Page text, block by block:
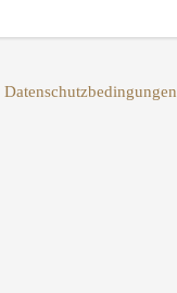
Datenschutzbedingungen